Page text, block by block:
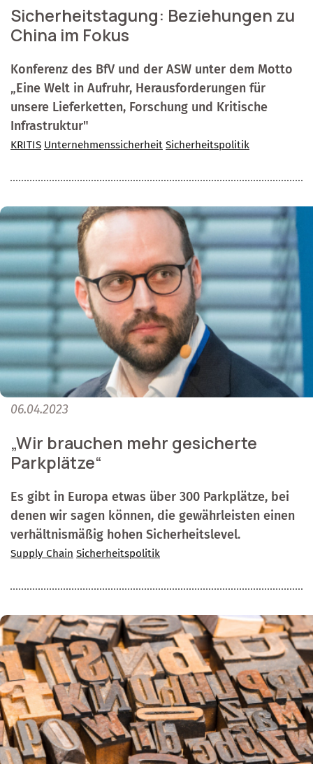
Sicherheitstagung: Beziehungen zu
China im Fokus
Konferenz des BfV und der ASW unter dem Motto
„Eine Welt in Aufruhr, Herausforderungen für
unsere Lieferketten, Forschung und Kritische
Infrastruktur"
KRITIS Unternehmenssicherheit Sicherheitspolitik
06.04.2023
„Wir brauchen mehr gesicherte
Parkplätze“
Es gibt in Europa etwas über 300 Parkplätze, bei
denen wir sagen können, die gewährleisten einen
verhältnismäßig hohen Sicherheitslevel.
Supply Chain Sicherheitspolitik